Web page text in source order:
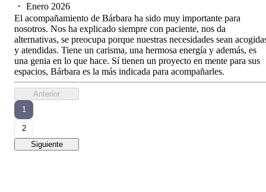
・ Enero 2026
El acompañamiento de Bárbara ha sido muy importante para
nosotros. Nos ha explicado siempre con paciente, nos da
alternativas, se preocupa porque nuestras necesidades sean
y atendidas. Tiene un carisma, una hermosa energía y además, es
una genia en lo que hace. Sí tienen un proyecto en mente para sus
espacios, Bárbara es la más indicada para acompañarles.
Anterior
1
2
Siguiente